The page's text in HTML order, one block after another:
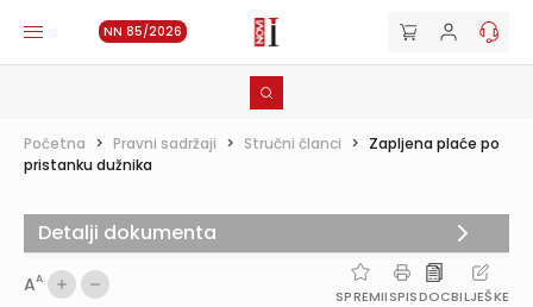
NN 85/2026
Početna > Pravni sadržaji > Stručni članci > Zapljena plaće po
pristanku dužnika
AA
SPREMIISPISDOCBILJEŠKE
Detalji dokumenta